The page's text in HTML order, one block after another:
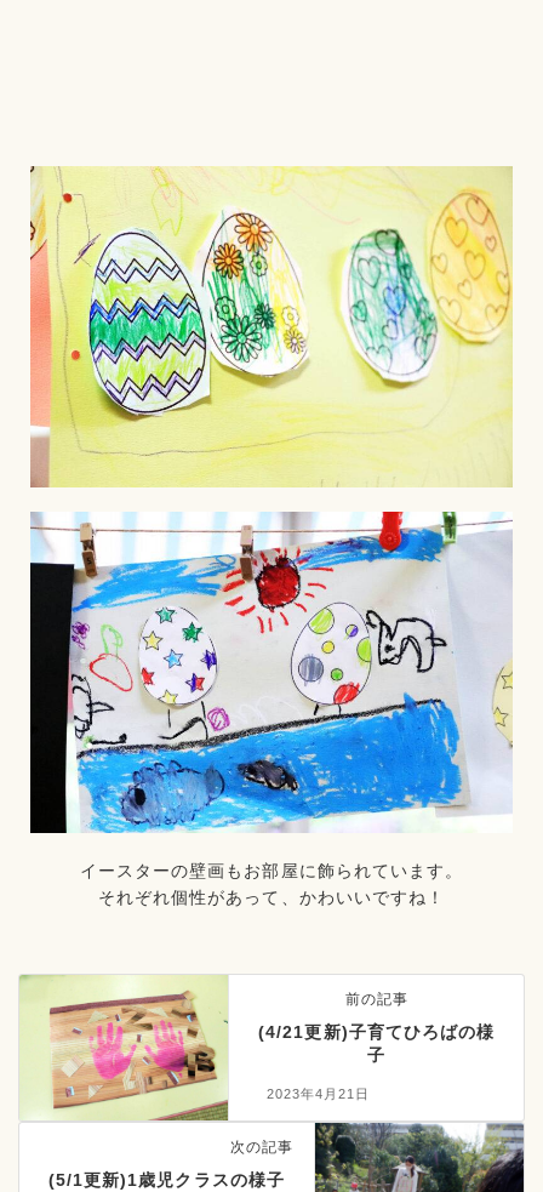
イースターの壁画もお部屋に飾られています。
それぞれ個性があって、かわいいですね！
前の記事
(4/21更新)子育てひろばの様
子
2023年4月21日
次の記事
(5/1更新)1歳児クラスの様子